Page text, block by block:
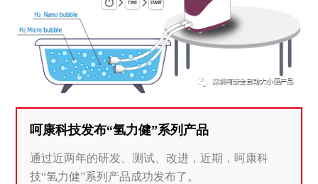
呵康科技发布“氢力健”系列产品
通过近两年的研发、测试、改进，近期，呵康科
技“氢力健”系列产品成功发布了。